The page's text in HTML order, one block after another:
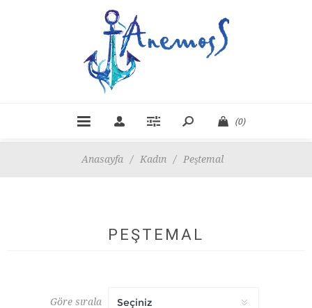
(0)
Anasayfa / Kadın / Peştemal
PEŞTEMAL
Göre sırala